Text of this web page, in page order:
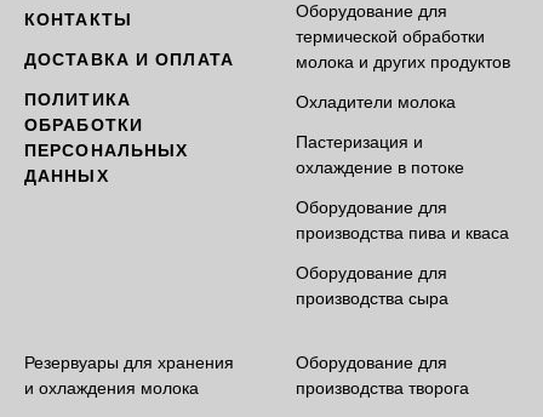
КОНТАКТЫ
ДОСТАВКА И ОПЛАТА
ПОЛИТИКА
ОБРАБОТКИ
ПЕРСОНАЛЬНЫХ
ДАННЫХ
Оборудование для
термической обработки
молока и других продуктов
Охладители молока
Пастеризация и
охлаждение в потоке
Оборудование для
производства пива и кваса
Оборудование для
производства сыра
Резервуары для хранения
и охлаждения молока
Оборудование для
производства творога